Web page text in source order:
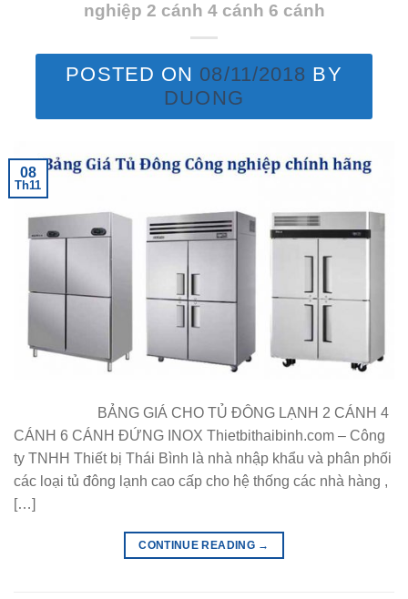
nghiệp 2 cánh 4 cánh 6 cánh
POSTED ON 08/11/2018 BY
DUONG
08
Th11
BẢNG GIÁ CHO TỦ ĐÔNG LẠNH 2 CÁNH 4
CÁNH 6 CÁNH ĐỨNG INOX Thietbithaibinh.com – Công
ty TNHH Thiết bị Thái Bình là nhà nhập khẩu và phân phối
các loại tủ đông lạnh cao cấp cho hệ thống các nhà hàng ,
[…]
CONTINUE READING →